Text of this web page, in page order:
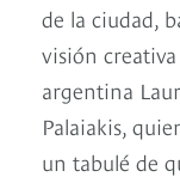
de la ciudad,
visión
argentina
Palaiakis,
un tabulé de